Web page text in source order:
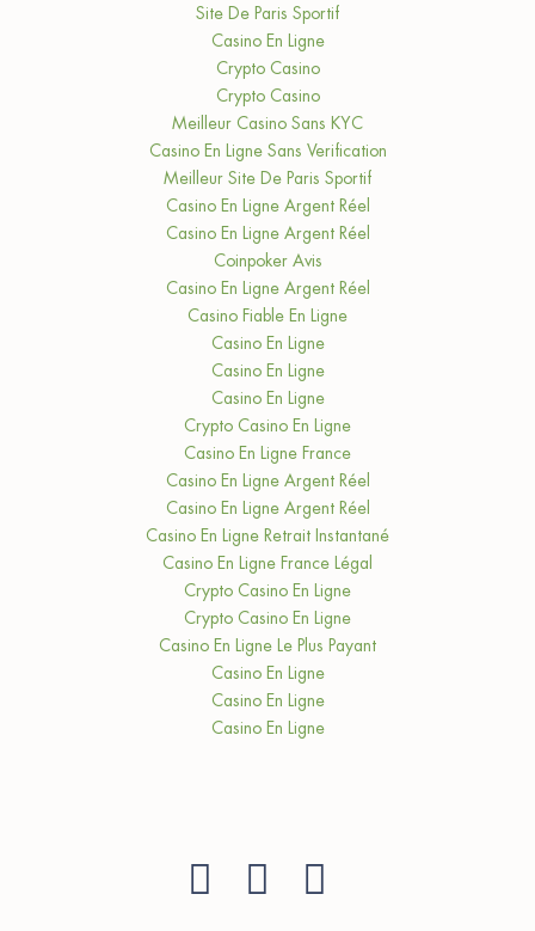
Site De Paris Sportif
Casino En Ligne
Crypto Casino
Crypto Casino
Meilleur Casino Sans KYC
Casino En Ligne Sans Verification
Meilleur Site De Paris Sportif
Casino En Ligne Argent Réel
Casino En Ligne Argent Réel
Coinpoker Avis
Casino En Ligne Argent Réel
Casino Fiable En Ligne
Casino En Ligne
Casino En Ligne
Casino En Ligne
Crypto Casino En Ligne
Casino En Ligne France
Casino En Ligne Argent Réel
Casino En Ligne Argent Réel
Casino En Ligne Retrait Instantané
Casino En Ligne France Légal
Crypto Casino En Ligne
Crypto Casino En Ligne
Casino En Ligne Le Plus Payant
Casino En Ligne
Casino En Ligne
Casino En Ligne